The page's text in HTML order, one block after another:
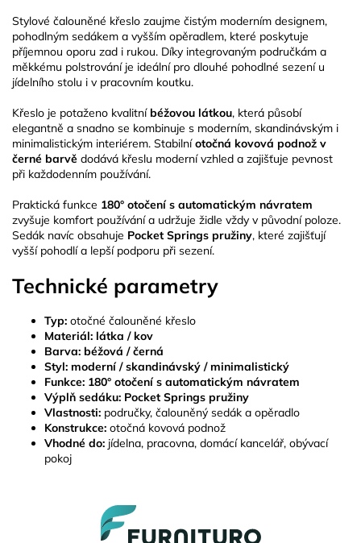
Stylové čalouněné křeslo zaujme čistým moderním designem,
pohodlným sedákem a vyšším opěradlem, které poskytuje
příjemnou oporu zad i rukou. Díky integrovaným područkám a
měkkému polstrování je ideální pro dlouhé pohodlné sezení u
jídelního stolu i v pracovním koutku.
Křeslo je potaženo kvalitní béžovou látkou, která působí
elegantně a snadno se kombinuje s moderním, skandinávským i
minimalistickým interiérem. Stabilníotočná kovová podnož v
černé barvě dodává křeslu moderní vzhled a zajišťuje pevnost
při každodenním používání.
Praktická funkce 180° otočení s automatickým návratem
zvyšuje komfort používání a udržuje židle vždy v původní poloze.
Sedák navíc obsahuje Pocket Springs pružiny, které zajišťují
vyšší pohodlí a lepší podporu při sezení.
Technické parametry
Typ: otočné čalouněné křeslo
Materiál: látka / kov
Barva: béžová / černá
Styl: moderní / skandinávský / minimalistický
Funkce: 180° otočení s automatickým návratem
Výplň sedáku: Pocket Springs pružiny
Vlastnosti: područky, čalouněný sedák a opěradlo
Konstrukce: otočná kovová podnož
Vhodné do: jídelna, pracovna, domácí kancelář, obývací
pokoj